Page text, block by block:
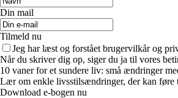
Din mail
Tilmeld nu
Jeg har læst og forstået brugervilkår og
Når du skriver dig op, siger du ja til vores
10 vaner for et sundere liv: små ændringer
Lær om enkle livsstilsændringer, der kan føre
Download e-bogen nu